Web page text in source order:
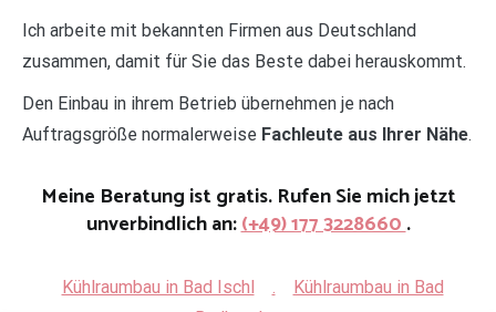
Ich arbeite mit bekannten Firmen aus Deutschland
zusammen, damit für Sie das Beste dabei herauskommt.
Den Einbau in ihrem Betrieb übernehmen je nach
Auftragsgröße normalerweise Fachleute aus Ihrer Nähe.
Meine Beratung ist gratis. Rufen Sie mich jetzt
unverbindlich an:(+49) 177 3228660.
Kühlraumbau in Bad Ischl .
Kühlraumbau in Bad